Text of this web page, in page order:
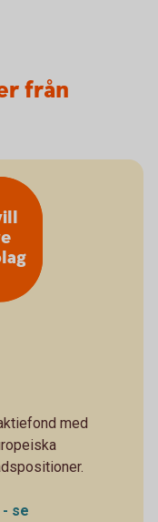
från
med
se